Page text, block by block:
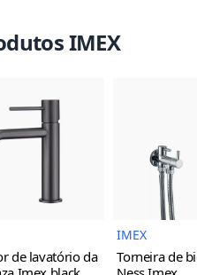
IMEX
Imagem do Produto
de lavatório da
IMEX
Torneira de